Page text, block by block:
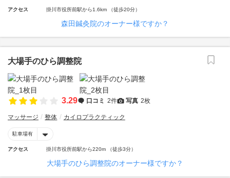
アクセス 掛川市役所前駅から1.6km （徒歩20分）
森田鍼灸院のオーナー様ですか？
大場手のひら調整院
3.29 口コミ 2件 写真 2枚
マッサージ 整体 カイロプラクティック
駐車場有
アクセス 掛川市役所前駅から220m （徒歩3分）
大場手のひら調整院のオーナー様ですか？